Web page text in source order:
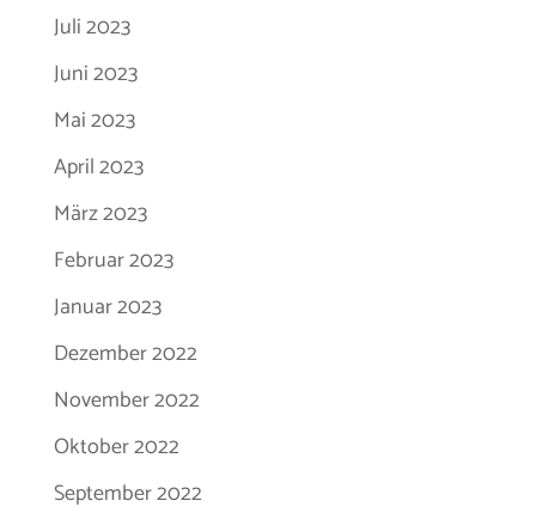
Juli 2023
Juni 2023
Mai 2023
April 2023
März 2023
Februar 2023
Januar 2023
Dezember 2022
November 2022
Oktober 2022
September 2022